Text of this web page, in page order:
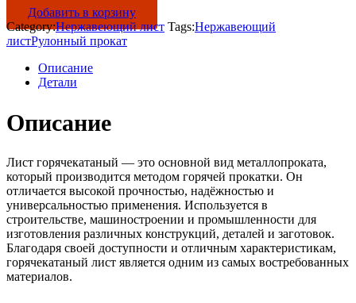
Добавить в корзину
Category:Нержавеющий лист Tags:Нержавеющий
листРулонный прокат
Описание
Детали
Описание
Лист горячекатаный — это основной вид металлопроката,
который производится методом горячей прокатки. Он
отличается высокой прочностью, надёжностью и
универсальностью применения. Используется в
строительстве, машиностроении и промышленности для
изготовления различных конструкций, деталей и заготовок.
Благодаря своей доступности и отличным характеристикам,
горячекатаный лист является одним из самых востребованных
материалов.